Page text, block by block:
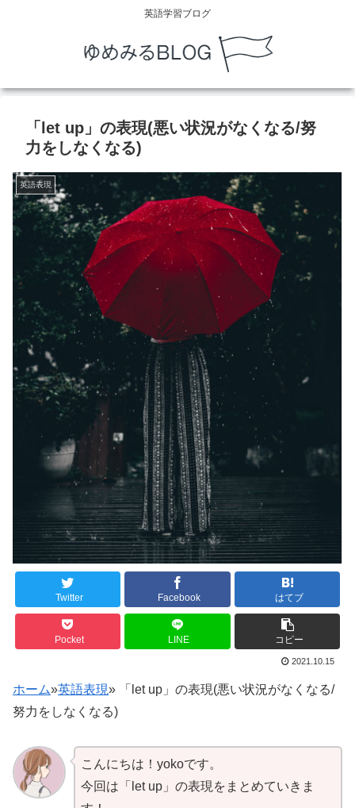
英語学習ブログ
「let up」の表現(悪い状況がなくなる/努
力をしなくなる)
英語表現
Twitter Facebook はてブ
Pocket LINE コピー
2021.10.15
ホーム»英語表現» 「let up」の表現(悪い状況がなくなる/
努力をしなくなる)
こんにちは！yokoです。
今回は「let up」の表現をまとめていきま